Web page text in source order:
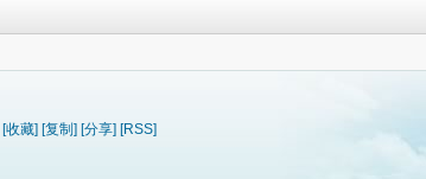
[收藏] [复制] [分享] [RSS]